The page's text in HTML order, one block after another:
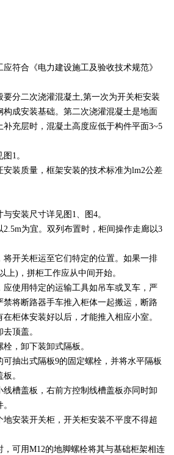
符合《电力建设施工及验收技术规范》
分二次浇灌混凝土,第一次为开关柜安装
成安装基础。第二次浇灌混凝土是地面
补充层时，混凝土高度应低于构件平面3~5
1。
装质量，框架安装的技术标准为lm2公差
安装尺寸详见图1、图4。
为宜。双列布置时，柜间操作走廊以3
将开关柜运至它们特定的位置。如果一排
上)，拼柜工作应从中间开始。
应使用特定的运输工具如吊车或叉车，严
将断路器手车推入柜体一起搬运，断路
柜体安装好以后，才能推入相应小室。
顶盖。
，卸下装卸式隔板。
抽出式隔板9的固定螺栓，并将水平隔板
。
槽盖板，右前方控制线槽盖板亦同时卸
安装开关柜，开关柜安装不平度不得超
，可用M12的地脚螺栓将其与基础柜架相连